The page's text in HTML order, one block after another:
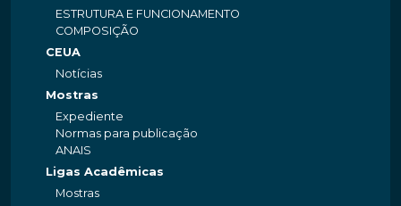
ESTRUTURA E FUNCIONAMENTO
COMPOSIÇÃO
CEUA
Notícias
Mostras
Expediente
Normas para publicação
ANAIS
Ligas Acadêmicas
Mostras